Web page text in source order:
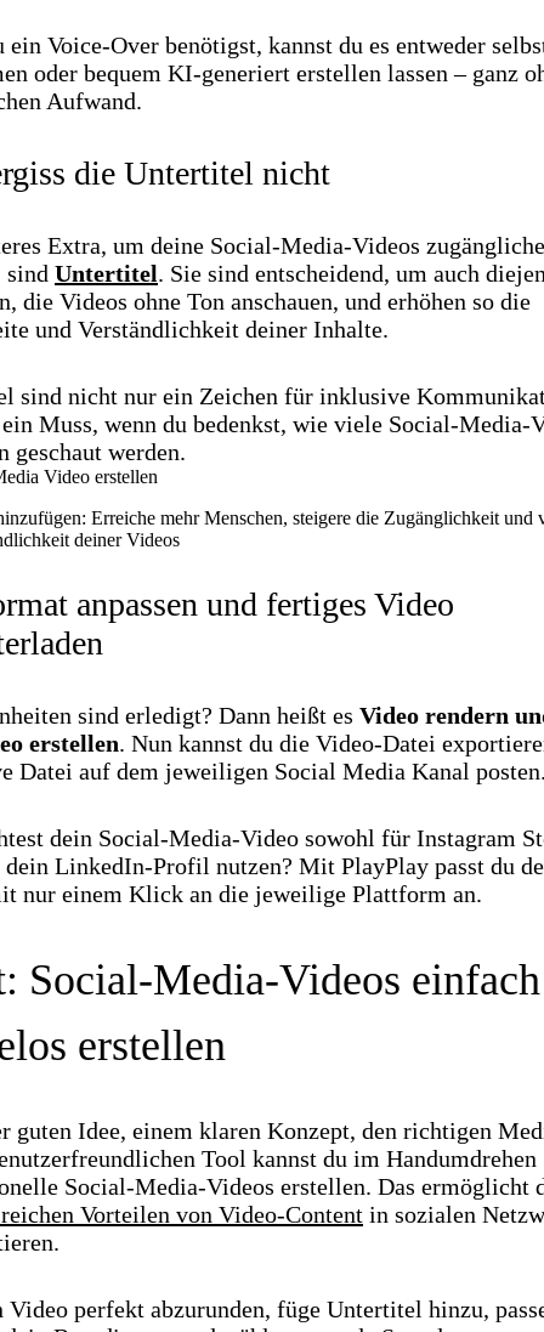
ein Voice-Over benötigst, kannst du es entweder
oder bequem KI-generiert erstellen lassen – ganz
Aufwand.
die Untertitel nicht
Extra, um deine Social-Media-Videos
sind Untertitel. Sie sind entscheidend, um auch
die Videos ohne Ton anschauen, und erhöhen so die
und Verständlichkeit deiner Inhalte.
sind nicht nur ein Zeichen für inklusive
Muss, wenn du bedenkst, wie viele Social-Media-
geschaut werden.
Erreiche mehr Menschen, steigere die Zugänglichkeit und
deiner Videos
anpassen und fertiges Video
sind erledigt? Dann heißt es Video rendern
erstellen. Nun kannst du die Video-Datei
Datei auf dem jeweiligen Social Media Kanal
dein Social-Media-Video sowohl für Instagram
dein LinkedIn-Profil nutzen? Mit PlayPlay passt du
nur einem Klick an die jeweilige Plattform an.
Social-Media-Videos
erstellen
guten Idee, einem klaren Konzept, den richtigen
Tool kannst du im Handumdrehen
Social-Media-Videos erstellen. Das ermöglicht
Vorteilen von Video-Content in sozialen
Video perfekt abzurunden, füge Untertitel hinzu,